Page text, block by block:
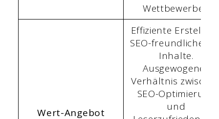
Wettbewerber.
Wert-Angebot
Effiziente
SEO-freundlicher
Inhalte.
Ausgewogenes
Verhältnis
SEO-Optimierung
und